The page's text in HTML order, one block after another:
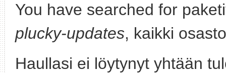
You have searched for
plucky-updates, kaikki
Haullasi ei löytynyt yhtään